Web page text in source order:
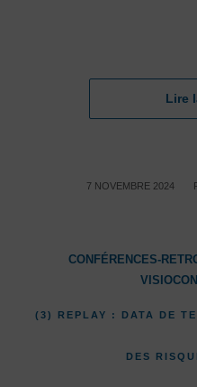
Lire
7 NOVEMBRE 2024
/
CONFÉRENCES-
(3) REPLAY : DATA DE
DES